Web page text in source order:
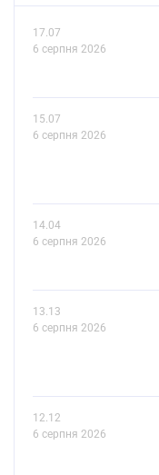
17.07
6 серпня 2026
15.07
6 серпня 2026
14.04
6 серпня 2026
13.13
6 серпня 2026
12.12
6 серпня 2026